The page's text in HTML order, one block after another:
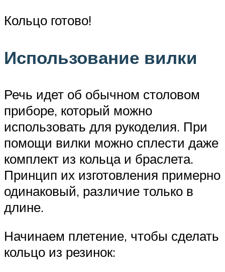
Кольцо готово!
Использование вилки
Речь идет об обычном столовом
приборе, который можно
использовать для рукоделия. При
помощи вилки можно сплести даже
комплект из кольца и браслета.
Принцип их изготовления примерно
одинаковый, различие только в
длине.
Начинаем плетение, чтобы сделать
кольцо из резинок: